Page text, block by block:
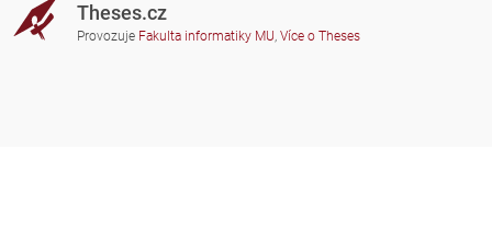
Theses.cz
Provozuje Fakulta informatiky MU, Více o Theses